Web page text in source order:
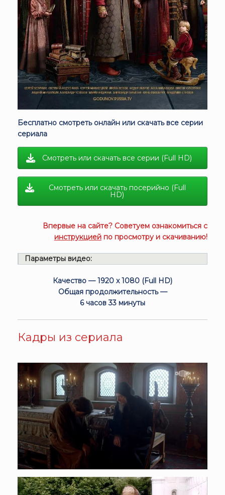
Бесплатно смотреть онлайн или скачать все серии
сериала
Смотреть или скачать все серии (Full HD)
Смотреть или скачать посерийно (Full
HD)
Впервые на сайте? Советуем ознакомиться с
инструкцией по просмотру и скачиванию!
Параметры видео:
Качество — 1920 x 1080 (Full HD)
Общая продолжительность —
6 часов 33 минуты
Кадры из сериала